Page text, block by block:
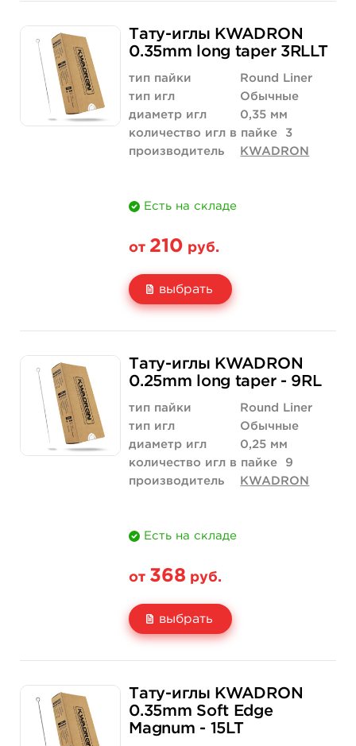
Цена
Количество
315 руб.
174 руб.
купить
630 руб.
347 руб.
купить
Тату-иглы KWADRON
0.35mm long taper 3RLLT
тип пайки
Round Liner
тип игл
Обычные
диаметр игл
0,35 мм
количество игл в пайке
3
производитель
KWADRON
Есть на складе
от 210 руб.
выбрать
Цена
Количество
210 руб.
купить
420 руб.
купить
Тату-иглы KWADRON
0.25mm long taper - 9RL
тип пайки
Round Liner
тип игл
Обычные
диаметр игл
0,25 мм
количество игл в пайке
9
производитель
KWADRON
Есть на складе
от 368 руб.
выбрать
Цена
Количество
368 руб.
купить
Тату-иглы KWADRON
0.35mm Soft Edge
Magnum - 15LT